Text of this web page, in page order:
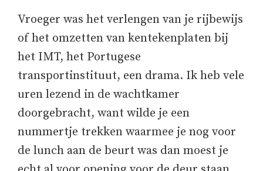
Vroeger was het verlengen van je rijbewijs
of het omzetten van kentekenplaten bij
het IMT, het Portugese
transportinstituut, een drama. Ik heb vele
uren lezend in de wachtkamer
doorgebracht, want wilde je een
nummertje trekken waarmee je nog voor
de lunch aan de beurt was dan moest je